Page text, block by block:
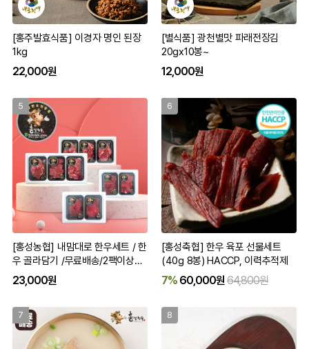
[홍주발효식품] 이경자 명인 된장
1kg
22,000원
[별식품] 광천별맛 파래전장김
20gx10봉~
12,000원
5
[홍성농협] 내맘대로 한우세트 / 한
우 골라담기 /무료배송/2팩이상구
입가능
23,000원
6
[홍성축협] 한우 육포 선물세트
(40g 8봉) HACCP, 이력추적제
7% 60,000원64,800원
7 8